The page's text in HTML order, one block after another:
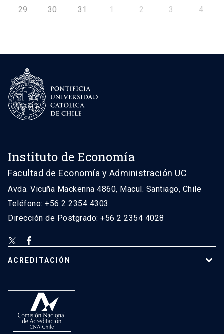
29 30 31 1 2 3 4
Instituto de Economía
Facultad de Economía y Administración UC
Avda. Vicuña Mackenna 4860, Macul. Santiago, Chile
Teléfono: +56 2 2354 4303
Dirección de Postgrado: +56 2 2354 4028
ACREDITACIÓN